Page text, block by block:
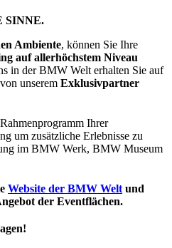
SINNE.
Ambiente, können Sie Ihre
auf allerhöchstem Niveau
in der BMW Welt erhalten Sie auf
unserem Exklusivpartner
Ihrer
um zusätzliche Erlebnisse zu
im BMW Werk, BMW Museum
Website der BMW Welt und
der Eventflächen.